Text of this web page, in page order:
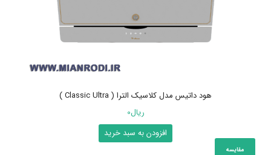
هود داتیس مدل کلاسیک الترا ( Classic Ultra )
ریال0
افزودن به سبد خرید
مقایسه